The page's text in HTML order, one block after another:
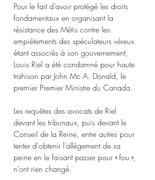
Pour le fait d’avoir protégé les droits
fondamentaux en organisant la
résistance des Métis contre les
empiétements des spéculateurs véreux
étant associés à son gouvernement,
Louis Riel a été condamné pour haute
trahison par John Mc A. Donald, le
premier Premier Ministre du Canada.
Les requêtes des avocats de Riel
devant les tribunaux, puis devant le
Conseil de la Reine, entre autres pour
tenter d'obtenir l’allègement de sa
peine en le faisant passer pour « fou »,
n’ont rien changé.